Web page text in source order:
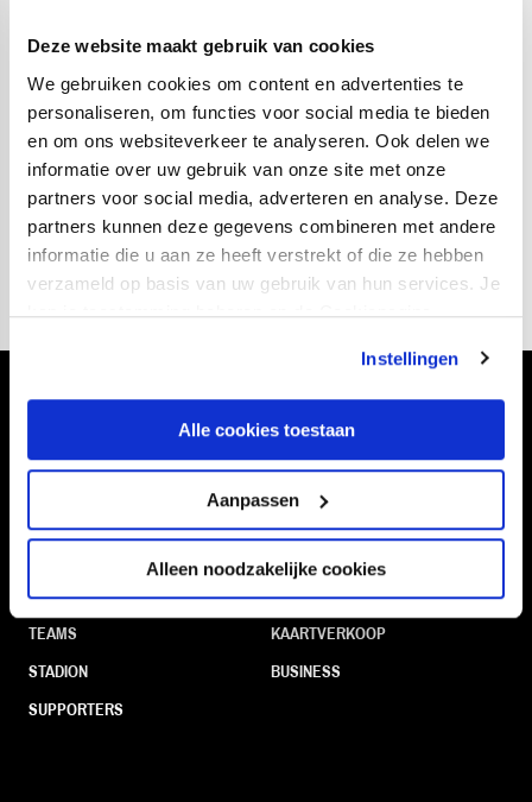
Deze website maakt gebruik van cookies
We gebruiken cookies om content en advertenties te
personaliseren, om functies voor social media te bieden
en om ons websiteverkeer te analyseren. Ook delen we
informatie over uw gebruik van onze site met onze
partners voor social media, adverteren en analyse. Deze
partners kunnen deze gegevens combineren met andere
informatie die u aan ze heeft verstrekt of die ze hebben
verzameld op basis van uw gebruik van hun services. Je
kan je toestemming beheren op de Cookiepagina.
Instellingen
Alle cookies toestaan
Aanpassen
Alleen noodzakelijke cookies
Alexander Sportpark, vernoemd – uiteraard – naar
Koning Willem-Alexander, die in Utrecht is geboren.
Naast de plaatselijke voetbalclub herbergt het sportpark
in Veghel ook onder meer een tennisvereniging, een
hockeyclub en een sporthal.
Foto: Blauw Geel'38
Volg ons ook via
Navigeer naar
CLUB
TEAMS
STADION
SUPPORTERS
FOUNDATION
KAARTVERKOOP
BUSINESS